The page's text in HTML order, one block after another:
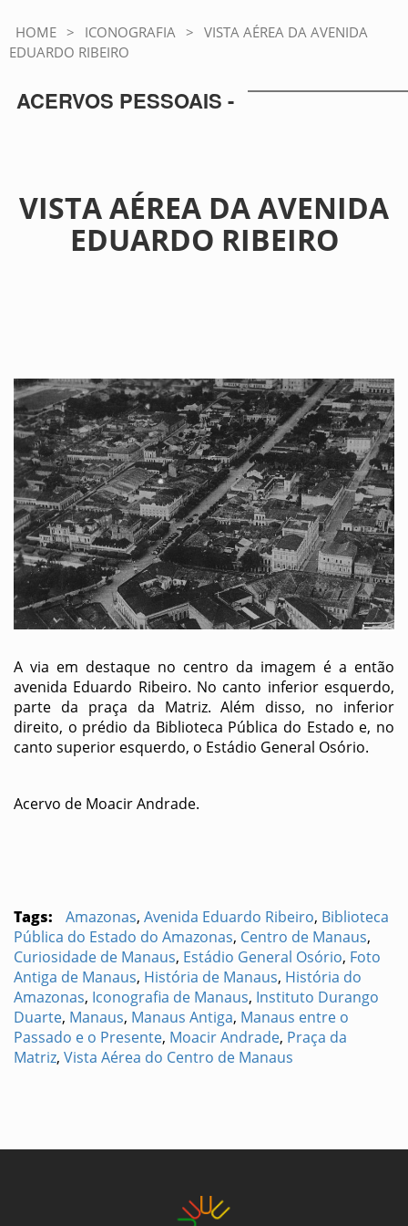
HOME > ICONOGRAFIA > VISTA AÉREA DA AVENIDA
EDUARDO RIBEIRO
ACERVOS PESSOAIS -
VISTA AÉREA DA AVENIDA
EDUARDO RIBEIRO
A via em destaque no centro da imagem é a então
avenida Eduardo Ribeiro. No canto inferior esquerdo,
parte da praça da Matriz. Além disso, no inferior
direito, o prédio da Biblioteca Pública do Estado e, no
canto superior esquerdo, o Estádio General Osório.
Acervo de Moacir Andrade.
Tags: Amazonas, Avenida Eduardo Ribeiro, Biblioteca
Pública do Estado do Amazonas, Centro de Manaus,
Curiosidade de Manaus, Estádio General Osório, Foto
Antiga de Manaus, História de Manaus, História do
Amazonas, Iconografia de Manaus, Instituto Durango
Duarte, Manaus, Manaus Antiga, Manaus entre o
Passado e o Presente, Moacir Andrade, Praça da
Matriz, Vista Aérea do Centro de Manaus